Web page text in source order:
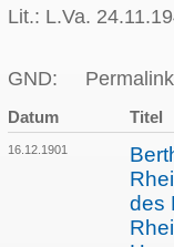
Lit.: L.Va.
GND:
Datum Titel
16.12.1901
des